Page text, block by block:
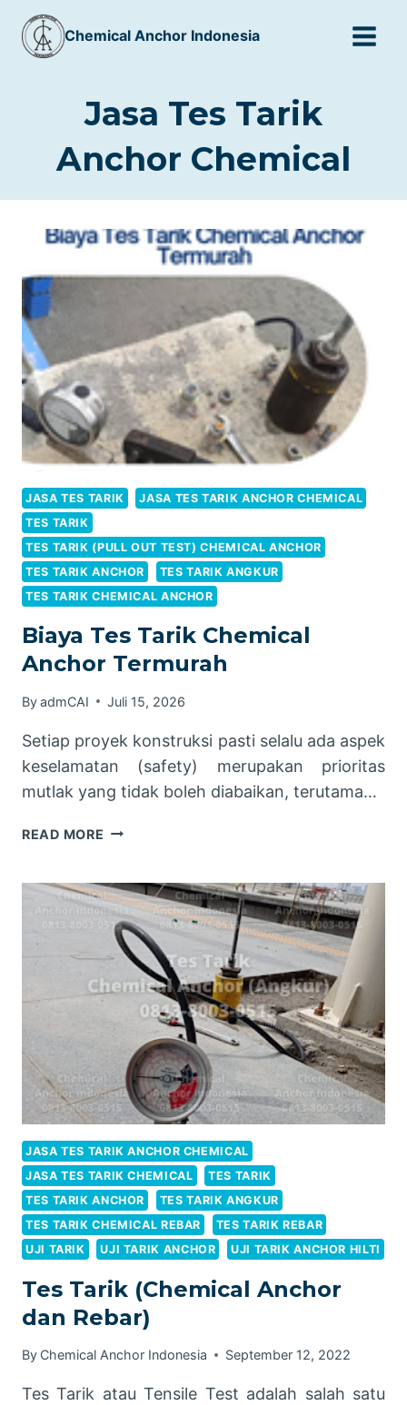
content
Chemical Anchor Indonesia
Jasa Tes Tarik
Anchor Chemical
JASA TES TARIK
JASA TES TARIK ANCHOR CHEMICAL
TES TARIK
TES TARIK (PULL OUT TEST) CHEMICAL ANCHOR
TES TARIK ANCHOR
TES TARIK ANGKUR
TES TARIK CHEMICAL ANCHOR
Biaya Tes Tarik Chemical
Anchor Termurah
ByadmCAI Juli 15, 2026
Setiap proyek konstruksi pasti selalu ada aspek
keselamatan (safety) merupakan prioritas
mutlak yang tidak boleh diabaikan, terutama…
READ MORE BIAYA
CHEMICAL
ANCHOR
TERMURAH
JASA TES TARIK ANCHOR CHEMICAL
JASA TES TARIK CHEMICAL
TES TARIK
TES TARIK ANCHOR
TES TARIK ANGKUR
TES TARIK CHEMICAL REBAR
TES TARIK REBAR
UJI TARIK
UJI TARIK ANCHOR UJI TARIK ANCHOR HILTI
Tes Tarik (Chemical Anchor
dan Rebar)
By Chemical Anchor Indonesia September 12, 2022
Tes Tarik atau Tensile Test adalah salah satu